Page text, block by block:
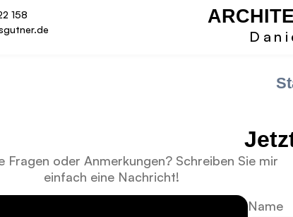
158
Fragen oder Anmerkungen? Schreiben Sie mir
einfach eine Nachricht!
Name